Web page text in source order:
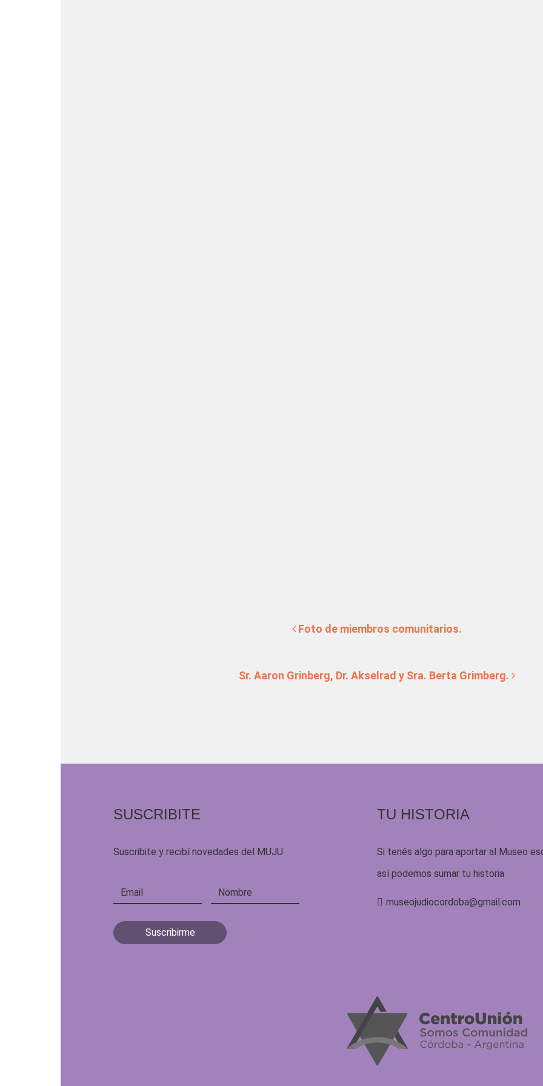
Foto de miembros comunitarios.
Sr. Aaron Grinberg, Dr. Akselrad y Sra. Berta Grimberg.
SUSCRIBITE
Suscribite y recibí novedades del MUJU
TU HISTORIA
Si tenés algo para aportar al Museo
así podemos sumar tu historia
museojudiocordoba@gmail.com